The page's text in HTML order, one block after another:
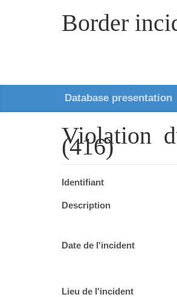
Border
Database presentation
Violation
(416)
Identifiant
Description
Date de l'incident
Lieu de l'incident